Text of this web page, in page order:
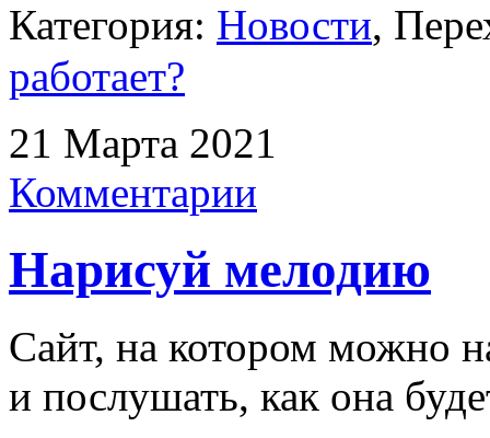
Категория: Новости,
работает?
21 Марта 2021
Комментарии
Нарисуй мелодию
Сайт, на котором можно
и послушать, как она